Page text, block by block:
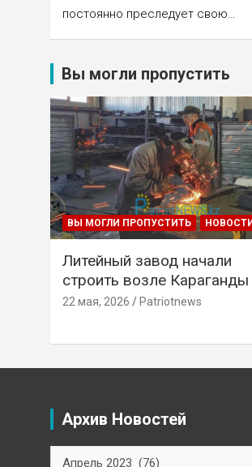
постоянно преследует свою…
Вы могли пропустить
ВЫ МОГЛИ ПРОПУСТИТЬ НОВОСТИ
Литейный завод начали
строить возле Караганды
22 мая, 2026 Patriotnews
Архив Новостей